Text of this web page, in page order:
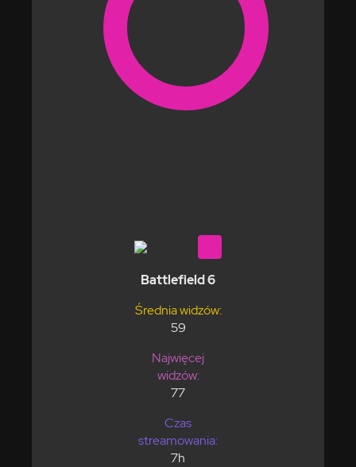
Battlefield 6
Średnia widzów:
59
Najwięcej
widzów:
77
Czas
streamowania:
7h